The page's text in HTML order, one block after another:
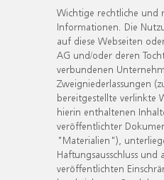
Wichtige rechtliche und
Informationen. Die
auf diese Webseiten
AG und/oder deren
verbundenen
Zweigniederlassungen
bereitgestellte verlinkte
hierin enthaltenen
veröffentlichter
"Materialien"),
Haftungsausschluss und
veröffentlichten